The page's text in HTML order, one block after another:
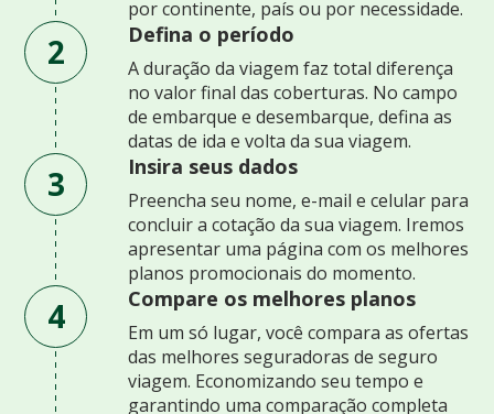
por continente, país ou por necessidade.
2 Defina o período
A duração da viagem faz total diferença
no valor final das coberturas. No campo
de embarque e desembarque, defina as
datas de ida e volta da sua viagem.
3 Insira seus dados
Preencha seu nome, e-mail e celular para
concluir a cotação da sua viagem. Iremos
apresentar uma página com os melhores
planos promocionais do momento.
4 Compare os melhores planos
Em um só lugar, você compara as ofertas
das melhores seguradoras de seguro
viagem. Economizando seu tempo e
garantindo uma comparação completa